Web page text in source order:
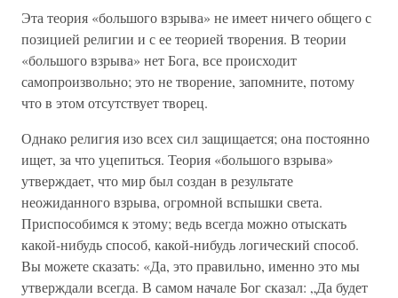
Эта теория «большого взрыва» не имеет ничего общего с
позицией религии и с ее теорией творения. В теории
«большого взрыва» нет Бога, все происходит
самопроизвольно; это не творение, запомните, потому
что в этом отсутствует творец.
Однако религия изо всех сил защищается; она постоянно
ищет, за что уцепиться. Теория «большого взрыва»
утверждает, что мир был создан в результате
неожиданного взрыва, огромной вспышки света.
Приспособимся к этому; ведь всегда можно отыскать
какой-нибудь способ, какой-нибудь логический способ.
Вы можете сказать: «Да, это правильно, именно это мы
утверждали всегда. В самом начале Бог сказал: „Да будет